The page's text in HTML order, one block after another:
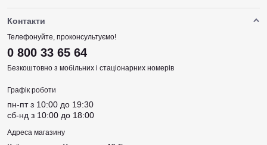
Як обрати
Важливість тату-машинки
вибрати і купити функціонально зручний апарат. Новачкам
варто починати з машинок середнього класу, які відмінно
професійні лінійки пенів від Ambition, Must, EZ, а також
тату-машин InkJecta, AVA, Cheyenne, Bishop та інші.
покупкою роторної тату-машинки:
Контакти
Телефонуйте, проконсультуємо!
0 800 33 65 64
Безкоштовно з мобільних і стаціонарних номерів
Графік роботи
пн-пт з 10:00 до 19:30
сб-нд з 10:00 до 18:00
Адреса магазину